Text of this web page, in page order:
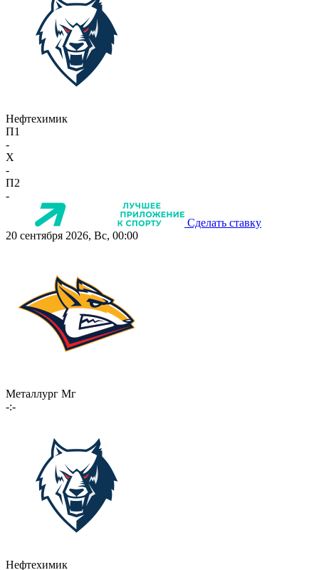
Нефтехимик
П1
-
X
-
П2
-
Сделать ставку
20 сентября 2026, Вс, 00:00
Металлург Мг
-:-
Нефтехимик